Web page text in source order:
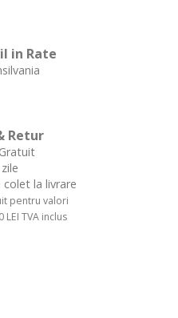
in Rate
Retur
colet la livrare
pentru valori
TVA inclus